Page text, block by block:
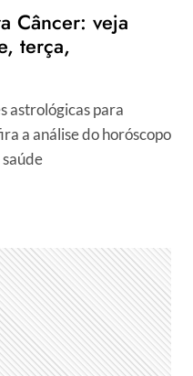
Câncer: veja
terça,
astrológicas para
a análise do horóscopo